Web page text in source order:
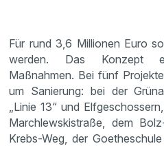
Für rund 3,6 Millionen Euro
werden. Das Konzept
Maßnahmen. Bei fünf
um Sanierung: bei der
„Linie 13“ und
Marchlewskistraße, dem
Krebs-Weg, der